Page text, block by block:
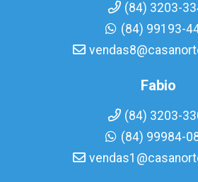
(84) 3203-
(84) 99193-
Fabio
(84) 3203-
(84) 99984-